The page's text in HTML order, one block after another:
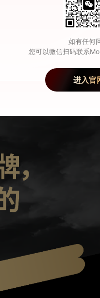
如有任何
您可以微信扫码联系
进入官